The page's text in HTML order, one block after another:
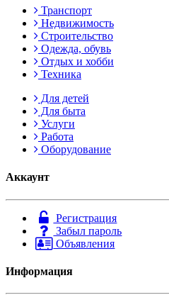
Транспорт
Недвижимость
Строительство
Одежда, обувь
Отдых и хобби
Техника
Для детей
Для быта
Услуги
Работа
Оборудование
Аккаунт
Регистрация
Забыл пароль
Объявления
Информация